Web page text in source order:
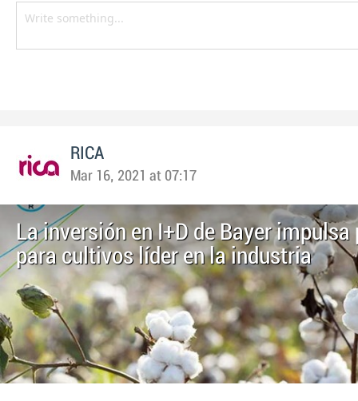
RICA
Mar 16, 2021 at 07:17
La inversión en I+D de Bayer
para cultivos líder en la industria